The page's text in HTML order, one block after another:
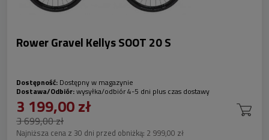
Rower Gravel Kellys SOOT 20 S
Dostępność: Dostępny w magazynie
Dostawa/Odbiór:wysyłka/odbiór 4-5 dni plus czas dostawy
3 199,00 zł
3 699,00 zł
Najniższa cena z 30 dni przed obniżką: 2 999,00 zł